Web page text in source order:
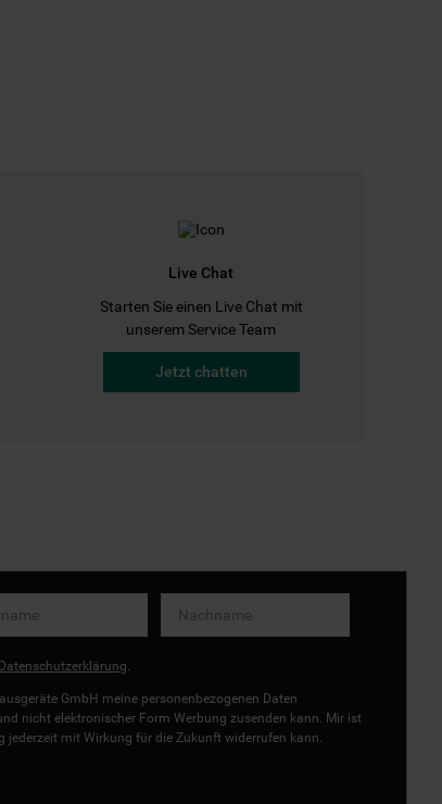
Live Chat
Starten Sie einen Live Chat mit
unserem Service Team
Jetzt chatten
Datenschutzerklärung
GmbH meine personenbezogenen Daten
nicht elektronischer Form Werbung zusenden kann. Mir ist
mit Wirkung für die Zukunft widerrufen kann.